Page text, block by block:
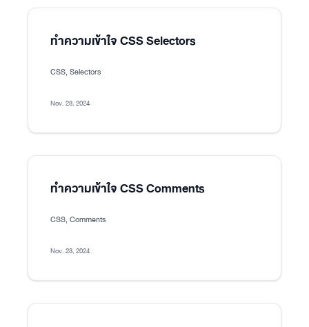
ทำความเข้าใจ CSS Selectors
CSS, Selectors
Nov. 23, 2024
ทำความเข้าใจ CSS Comments
CSS, Comments
Nov. 23, 2024